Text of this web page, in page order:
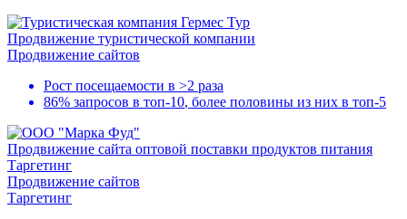
Продвижение туристической компании
Продвижение сайтов
Рост посещаемости в >2 раза
86% запросов в топ-10, более половины из них в топ-5
Продвижение сайта оптовой поставки продуктов питания
Таргетинг
Продвижение сайтов
Таргетинг